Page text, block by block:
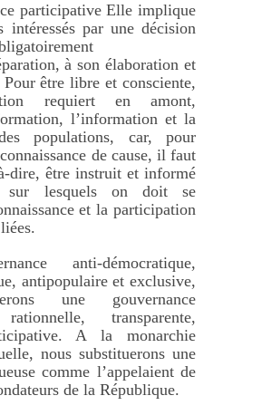
participative Elle implique
intéressés par une décision
à son élaboration et
être libre et consciente,
requiert en amont,
l’information et la
populations, car, pour
de cause, il faut
dire, être instruit et informé
sur lesquels on doit se
et la participation
anti-démocratique,
antipopulaire et exclusive,
une gouvernance
transparente,
A la monarchie
nous substituerons une
comme l’appelaient de
de la République.